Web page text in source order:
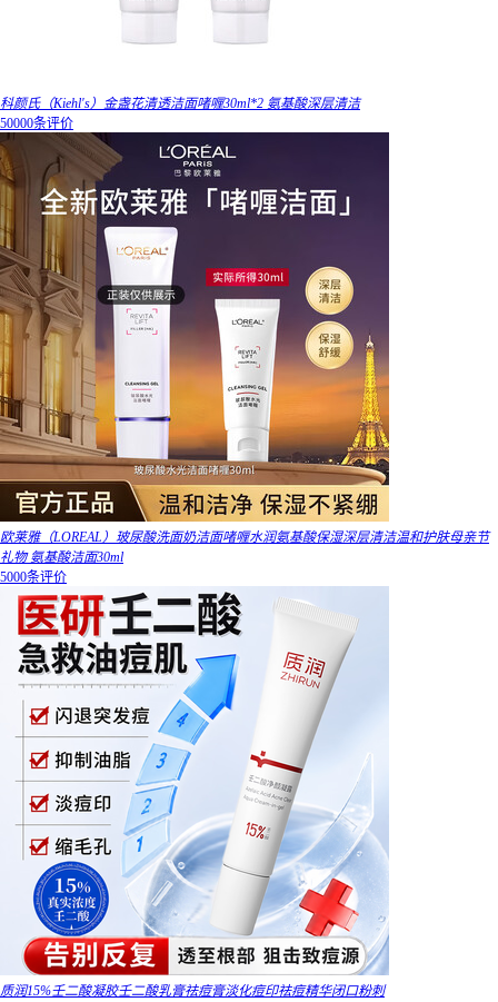
科颜氏（Kiehl's）金盏花清透洁面啫喱30ml*2 氨基酸深层清洁
50000条评价
欧莱雅（LOREAL）玻尿酸洗面奶洁面啫喱水润氨基酸保湿深层清洁温和护肤母亲节
礼物 氨基酸洁面30ml
5000条评价
质润15%壬二酸凝胶壬二酸乳膏祛痘膏淡化痘印祛痘精华闭口粉刺